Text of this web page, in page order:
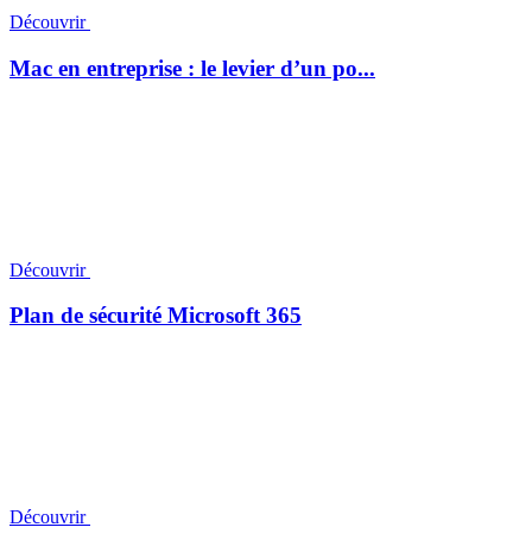
Découvrir
Mac en entreprise : le levier d’un po...
Découvrir
Plan de sécurité Microsoft 365
Découvrir